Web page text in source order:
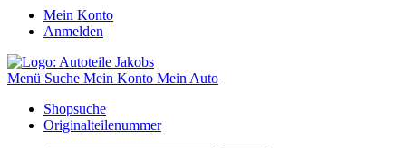
Mein Konto
Anmelden
Menü Suche Mein Konto Mein Auto
Shopsuche
Originalteilenummer